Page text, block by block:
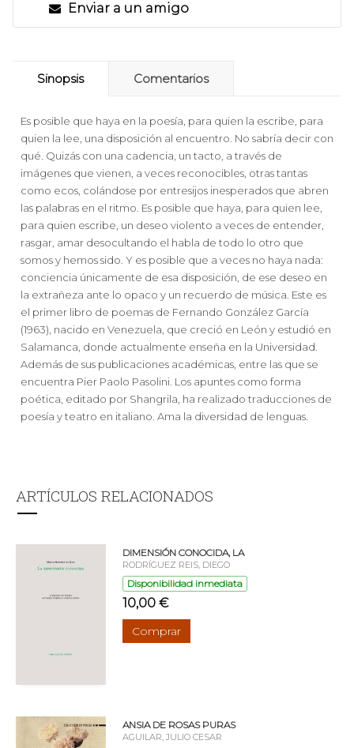
Enviar a un amigo
Sinopsis Comentarios
Es posible que haya en la poesía, para quien la escribe, para
quien la lee, una disposición al encuentro. No sabría decir con
qué. Quizás con una cadencia, un tacto, a través de
imágenes que vienen, a veces reconocibles, otras tantas
como ecos, colándose por entresijos inesperados que abren
las palabras en el ritmo. Es posible que haya, para quien lee,
para quien escribe, un deseo violento a veces de entender,
rasgar, amar desocultando el habla de todo lo otro que
somos y hemos sido. Y es posible que a veces no haya nada:
conciencia únicamente de esa disposición, de ese deseo en
la extrañeza ante lo opaco y un recuerdo de música. Este es
el primer libro de poemas de Fernando González García
(1963), nacido en Venezuela, que creció en León y estudió en
Salamanca, donde actualmente enseña en la Universidad.
Además de sus publicaciones académicas, entre las que se
encuentra Pier Paolo Pasolini. Los apuntes como forma
poética, editado por Shangrila, ha realizado traducciones de
poesía y teatro en italiano. Ama la diversidad de lenguas.
ARTÍCULOS RELACIONADOS
DIMENSIÓN CONOCIDA, LA
RODRÍGUEZ REIS, DIEGO
Disponibilidad inmediata
10,00 €
Comprar
ANSIA DE ROSAS PURAS
AGUILAR, JULIO CESAR